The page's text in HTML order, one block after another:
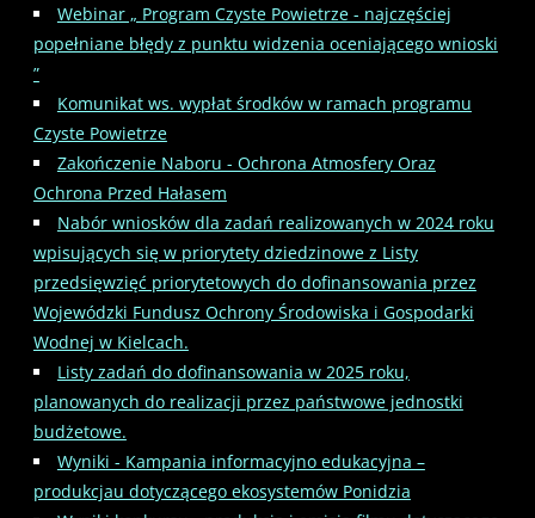
Webinar „ Program Czyste Powietrze - najczęściej
popełniane błędy z punktu widzenia oceniającego wnioski
”
Komunikat ws. wypłat środków w ramach programu
Czyste Powietrze
Zakończenie Naboru - Ochrona Atmosfery Oraz
Ochrona Przed Hałasem
Nabór wniosków dla zadań realizowanych w 2024 roku
wpisujących się w priorytety dziedzinowe z Listy
przedsięwzięć priorytetowych do dofinansowania przez
Wojewódzki Fundusz Ochrony Środowiska i Gospodarki
Wodnej w Kielcach.
Listy zadań do dofinansowania w 2025 roku,
planowanych do realizacji przez państwowe jednostki
budżetowe.
Wyniki - Kampania informacyjno edukacyjna –
produkcjau dotyczącego ekosystemów Ponidzia